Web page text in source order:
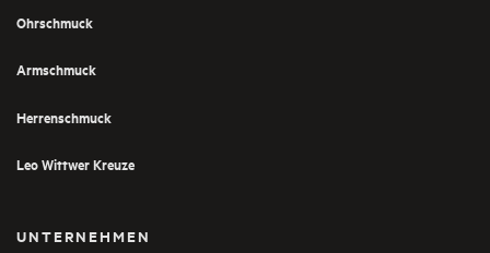
Ohrschmuck
Armschmuck
Herrenschmuck
Leo Wittwer Kreuze
UNTERNEHMEN